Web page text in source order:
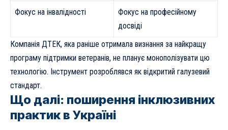
Фокус на інвалідності
Фокус на професійному
досвіді
Компанія ДТЕК, яка раніше отримала визнання за найкращу
програму підтримки ветеранів, не планує монополізувати цю
технологію. Інструмент розроблявся як відкритий галузевий
стандарт.
Що далі: поширення інклюзивних
практик в Україні